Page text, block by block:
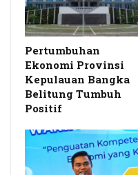
Pertumbuhan
Ekonomi Provinsi
Kepulauan Bangka
Belitung Tumbuh
Positif